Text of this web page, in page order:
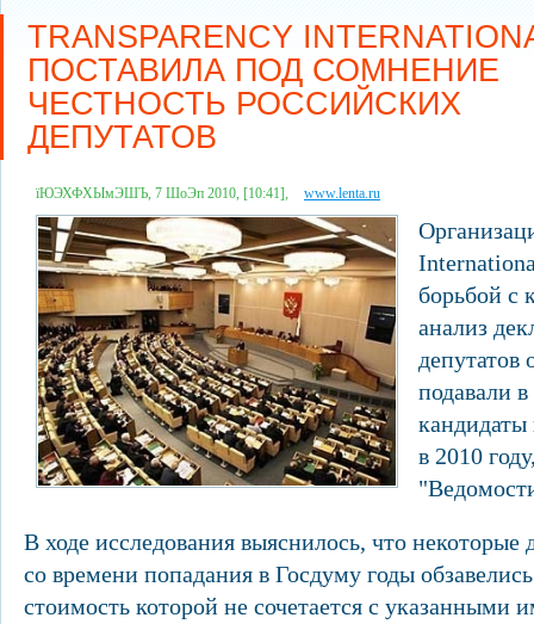
TRANSPARENCY
ПОСТАВИЛА ПОД СОМНЕНИЕ
ЧЕСТНОСТЬ РОССИЙСКИХ
ДЕПУТАТОВ
їЮЭХФХЫмЭШЪ, 7 ШоЭп 2010, [10:41], www.lenta.ru
борьбой с
анализ
депутатов
подавали в
кандидаты
в 2010
В ходе исследования выяснилось, что
со времени попадания в Госдуму годы
стоимость которой не сочетается с указанными